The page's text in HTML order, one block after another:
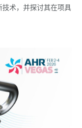
术，并探讨其在项具